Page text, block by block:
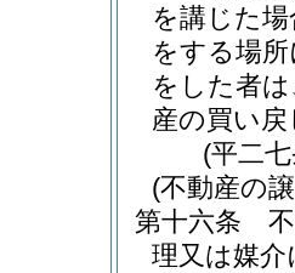
を講じた
をする場
をした者
産の買い
(平二
(不動産の
第十六条
理又は媒